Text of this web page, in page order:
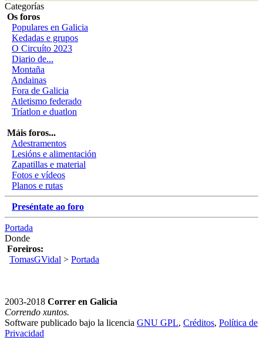
Categorías
Os foros
Populares en Galicia
Kedadas e grupos
O Circuíto 2023
Diario de...
Montaña
Andainas
Fora de Galicia
Atletismo federado
Tríatlon e duatlon
Máis foros...
Adestramentos
Lesións e alimentación
Zapatillas e material
Fotos e vídeos
Planos e rutas
Preséntate ao foro
Portada
Donde
Foreiros:
TomasGVidal > Portada
2003-2018 Correr en Galicia
Correndo xuntos.
Software publicado bajo la licencia GNU GPL, Créditos, Política de
Privacidad